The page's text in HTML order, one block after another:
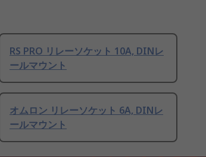
RS PRO リレーソケット 10A, DINレ
ールマウント
オムロン リレーソケット 6A, DINレ
ールマウント